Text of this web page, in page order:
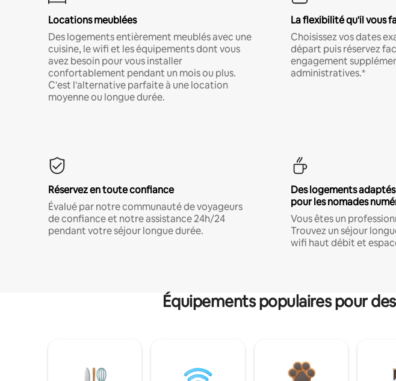
Locations meublées
Des logements entièrement meublés avec une
cuisine, le wifi et les équipements dont vous
avez besoin pour vous installer
confortablement pendant un mois ou plus.
C'est l'alternative parfaite à une location
moyenne ou longue durée.
La flexibilité qu'il vous
Choisissez vos dates
départ puis réservez
engagement
administratives.*
Réservez en toute confiance
Évalué par notre communauté de voyageurs
de confiance et notre assistance 24h/24
pendant votre séjour longue durée.
Des logements
pour les nomades
Vous êtes un
Trouvez un séjour
wifi haut débit et
Équipements populaires pour